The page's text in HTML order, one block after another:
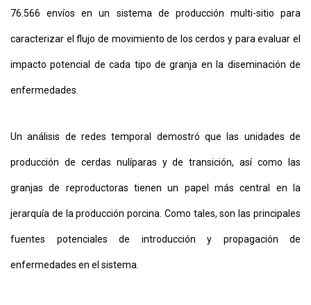
76.566 envíos en un sistema de producción multi-sitio para
caracterizar el flujo de movimiento de los cerdos y para evaluar el
impacto potencial de cada tipo de granja en la diseminación de
enfermedades.
Un análisis de redes temporal demostró que las unidades de
producción de cerdas nulíparas y de transición, así como las
granjas de reproductoras tienen un papel más central en la
jerarquía de la producción porcina. Como tales, son las principales
fuentes potenciales de introducción y propagación de
enfermedades en el sistema.